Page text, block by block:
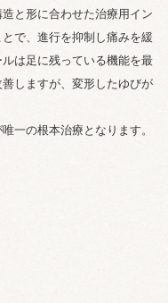
と形に合わせた治療用イン
で、進行を抑制し痛みを緩
は足に残っている機能を最
しますが、変形したゆびが
一の根本治療となります。